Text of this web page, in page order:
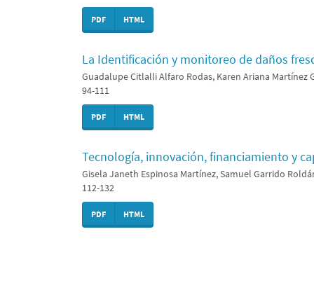
PDF HTML
La Identificación y monitoreo de daños
Guadalupe Citlalli Alfaro Rodas, Karen Ariana
94-111
PDF HTML
Tecnología, innovación, financiamiento y
Gisela Janeth Espinosa Martínez, Samuel Garrido
112-132
PDF HTML